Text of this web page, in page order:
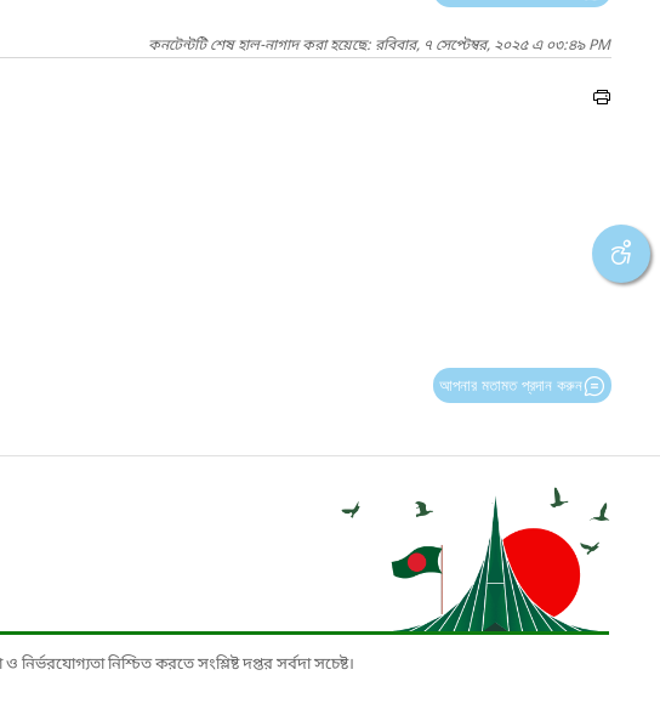
কনটেন্টটি শেষ হাল-নাগাদ করা হয়েছে: রবিবার, ৭ সেপ্টেম্বর, ২০২৫ এ ০৩:৪৯ PM
আপনার মতামত প্রদান করুন
নিশ্চিত করতে সংশ্লিষ্ট দপ্তর সর্বদা সচেষ্ট।